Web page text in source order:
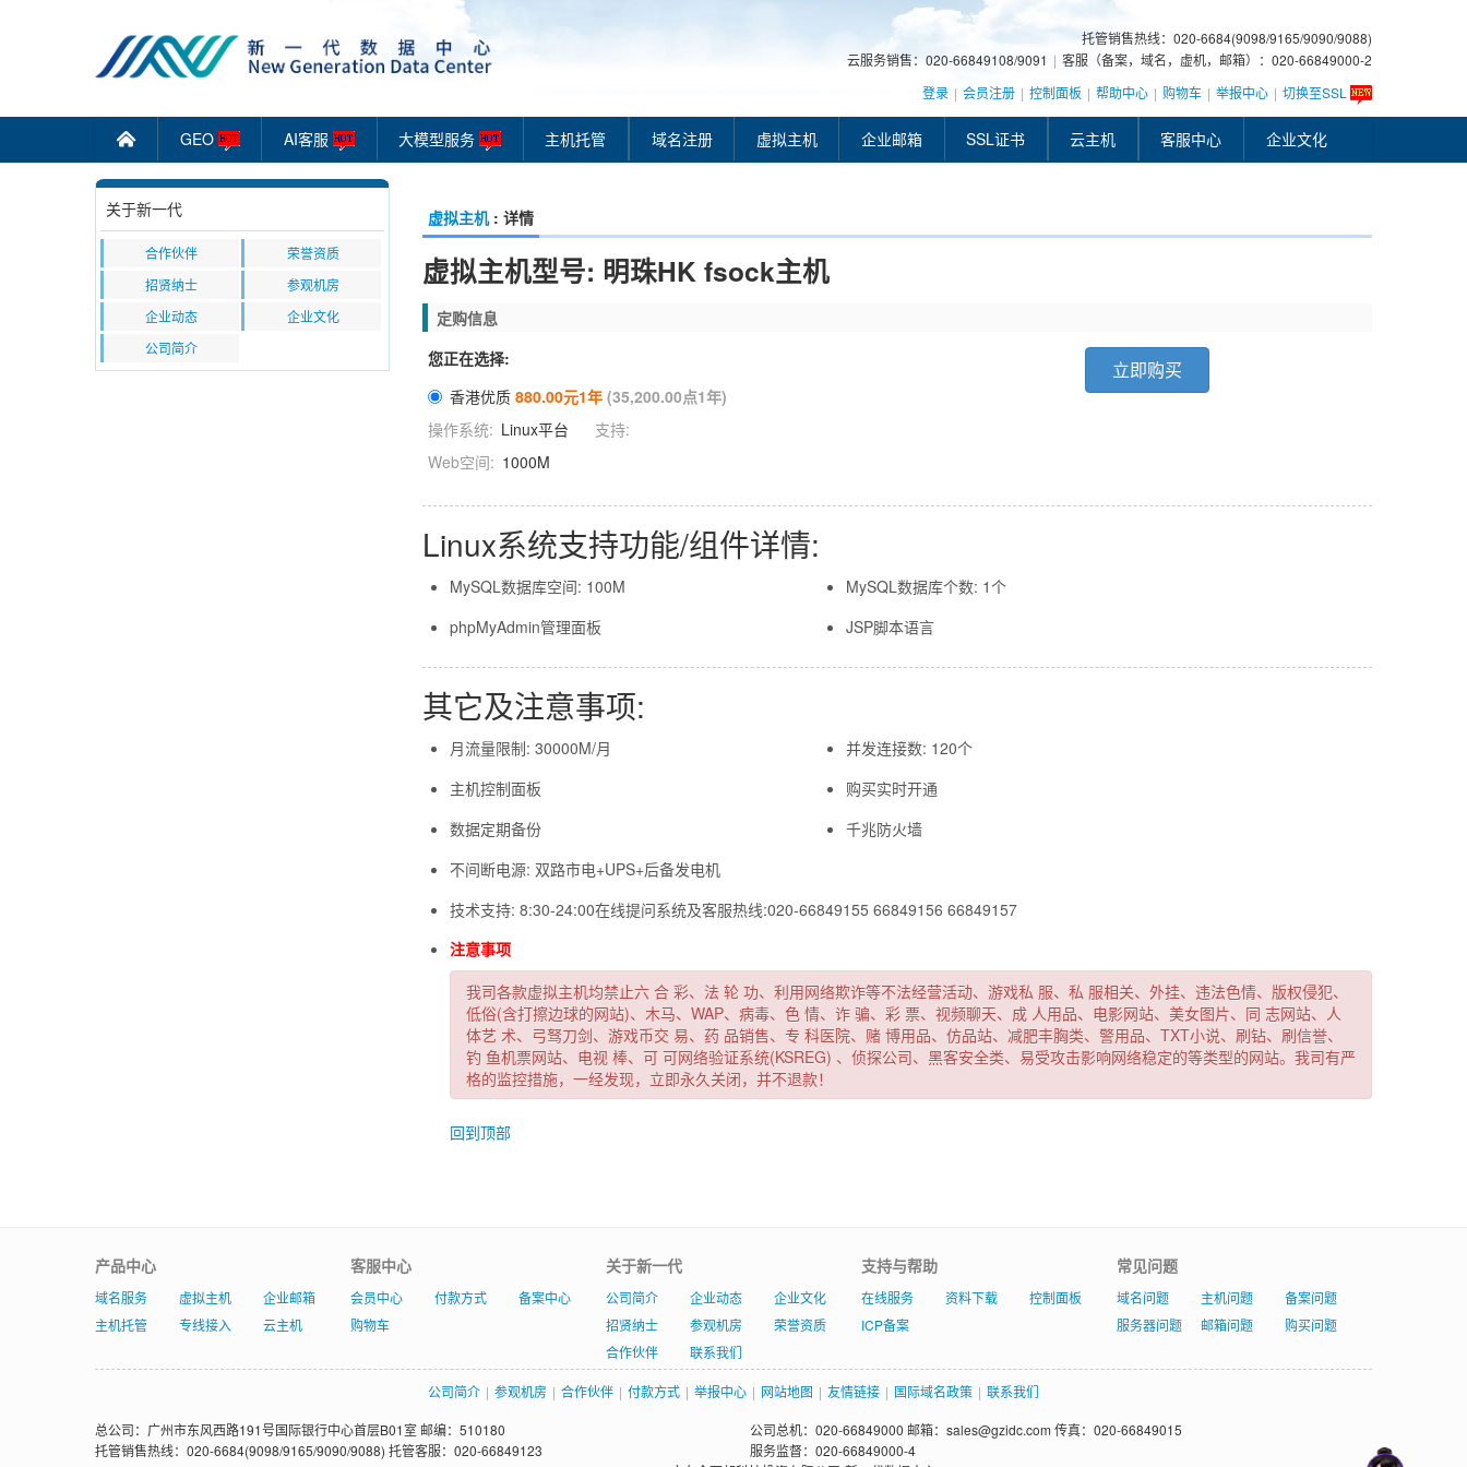
托管销售热线：020-6684(9098/9165/9090/9088)
云服务销售：020-66849108/9091 | 客服（备案，域名，虚机，邮箱）：020-66849000-2
登录 | 会员注册 | 控制面板 | 帮助中心 | 购物车 | 举报中心 | 切换至SSL
󰄫 GEO AI客服 大模型服务 主机托管 域名注册 虚拟主机 企业邮箱 SSL证书 云主机 客服中心 企业文化
关于新一代
合作伙伴
荣誉资质
招贤纳士
参观机房
企业动态
企业文化
公司简介
虚拟主机 : 详情
虚拟主机型号: 明珠HK fsock主机
定购信息
您正在选择:
香港优质 880.00元1年 (35,200.00点1年)
操作系统: Linux平台
支持:
Web空间: 1000M
立即购买
Linux系统支持功能/组件详情:
MySQL数据库空间: 100M
MySQL数据库个数: 1个
phpMyAdmin管理面板
JSP脚本语言
其它及注意事项:
月流量限制: 30000M/月
并发连接数: 120个
主机控制面板
购买实时开通
数据定期备份
千兆防火墙
不间断电源: 双路市电+UPS+后备发电机
技术支持: 8:30-24:00在线提问系统及客服热线:020-66849155 66849156 66849157
注意事项
我司各款虚拟主机均禁止六 合 彩、法 轮 功、利用网络欺诈等不法经营活动、游戏私 服、私 服相关、外挂、违法色情、版权侵犯、
低俗(含打擦边球的网站)、木马、WAP、病毒、色 情、诈 骗、彩 票、视频聊天、成 人用品、电影网站、美女图片、同 志网站、人
体艺 术、弓驽刀剑、游戏币交 易、药 品销售、专 科医院、赌 博用品、仿品站、减肥丰胸类、警用品、TXT小说、刷钻、刷信誉、
钓 鱼机票网站、电视 棒、可 可网络验证系统(KSREG) 、侦探公司、黑客安全类、易受攻击影响网络稳定的等类型的网站。我司有严
格的监控措施，一经发现，立即永久关闭，并不退款！
回到顶部
产品中心
域名服务 虚拟主机
企业邮箱
主机托管
专线接入 云主机
客服中心
会员中心 付款方式
备案中心
购物车
关于新一代
公司简介 企业动态
企业文化
招贤纳士
参观机房
荣誉资质
合作伙伴
联系我们
支持与帮助
在线服务 资料下载
控制面板
ICP备案
常见问题
域名问题 主机问题
备案问题
服务器问题
邮箱问题 购买问题
公司简介 | 参观机房 | 合作伙伴 | 付款方式 | 举报中心 | 网站地图 | 友情链接 | 国际域名政策 | 联系我们
总公司：广州市东风西路191号国际银行中心首层B01室 邮编：510180
托管销售热线：020-6684(9098/9165/9090/9088) 托管客服：020-66849123
公司总机：020-66849000 邮箱：sales@gzidc.com 传真：020-66849015
服务监督：020-66849000-4